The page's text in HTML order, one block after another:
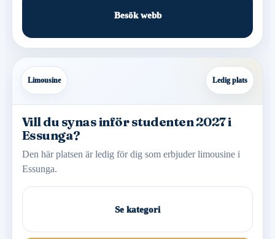
Besök webb
Limousine Ledig plats
Vill du synas inför studenten 2027 i
Essunga?
Den här platsen är ledig för dig som erbjuder limousine i
Essunga.
Se kategori